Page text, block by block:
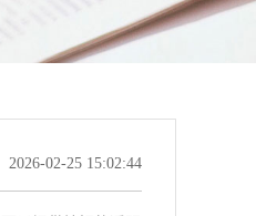
2026-02-25 15:02:44